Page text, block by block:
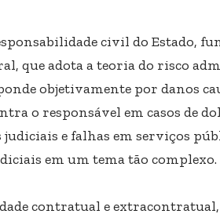
civil do Estado,
que adota a teoria do risco
objetivamente por danos
o responsável em casos de
e falhas em serviços
em um tema tão complexo.
contratual e extracontratual,